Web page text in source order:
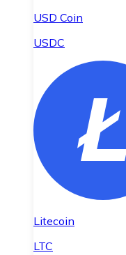
USD Coin
USDC
Litecoin
LTC